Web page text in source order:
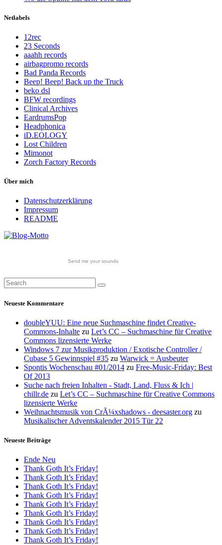
Netlabels
12rec
23 Seconds
aaahh records
airbagpromo records
Bad Panda Records
Beep! Beep! Back up the Truck
beko dsl
BFW recordings
Clinical Archives
EardrumsPop
Headphonica
iD.EOLOGY
Lost Children
Mimonot
Zorch Factory Records
Über mich
Datenschutzerklärung
Impressum
README
Send me your sounds
Neueste Kommentare
doubleYUU: Eine neue Suchmaschine findet Creative-
Commons-Inhalte zu Let’s CC – Suchmaschine für Creative
Commons lizensierte Werke
Windows 7 zur Musikproduktion / Exotische Controller /
Cubase 5 Gewinnspiel #35 zu Warwick = Ausbeuter
Spontis Wochenschau #01/2014 zu Free-Music-Friday: Best
Of 2013
Suche nach freien Inhalten - Stadt, Land, Fluss & Ich |
chillr.de zu Let’s CC – Suchmaschine für Creative Commons
lizensierte Werke
Weihnachtsmusik von CrÃ¼xshadows - deesaster.org zu
Musikalischer Adventskalender 2015 Tür 22
Neueste Beiträge
Ende Neu
Thank Goth It’s Friday!
Thank Goth It’s Friday!
Thank Goth It’s Friday!
Thank Goth It’s Friday!
Thank Goth It’s Friday!
Thank Goth It’s Friday!
Thank Goth It’s Friday!
Thank Goth It’s Friday!
Thank Goth It’s Friday!